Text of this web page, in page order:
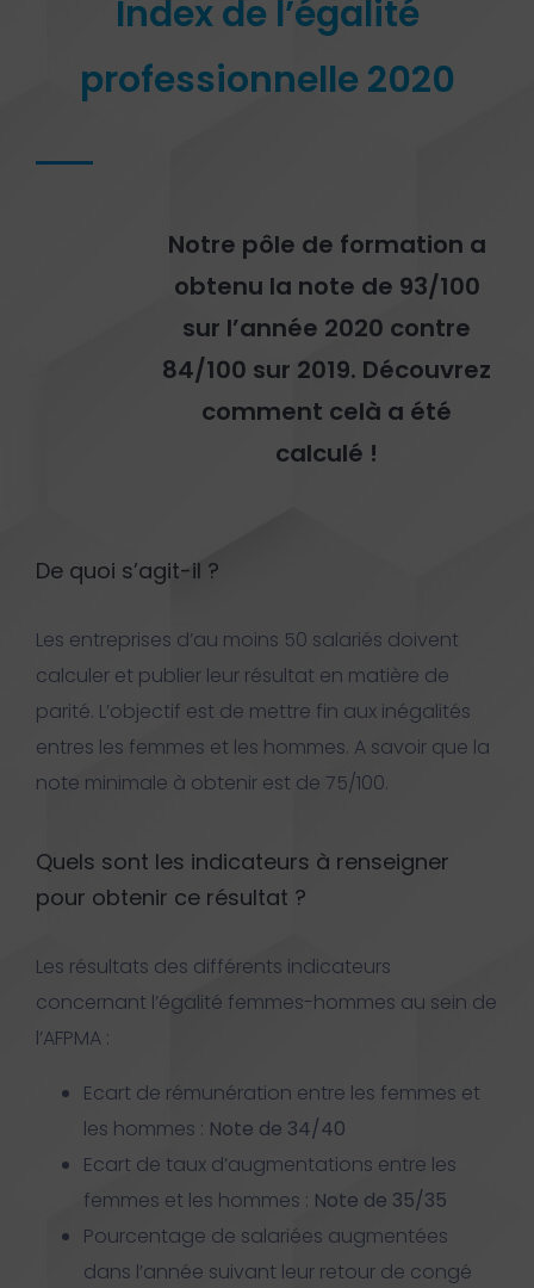
Index de l’égalité
professionnelle 2020
Notre pôle de formation a
obtenu la note de 93/100
sur l’année 2020 contre
84/100 sur 2019. Découvrez
comment celà a été
calculé !
De quoi s’agit-il ?
Les entreprises d’au moins 50 salariés doivent
calculer et publier leur résultat en matière de
parité. L’objectif est de mettre fin aux inégalités
entres les femmes et les hommes. A savoir que la
note minimale à obtenir est de 75/100.
Quels sont les indicateurs à renseigner
pour obtenir ce résultat ?
Les résultats des différents indicateurs
concernant l’égalité femmes-hommes au sein de
l’AFPMA :
Ecart de rémunération entre les femmes et
les hommes : Note de 34/40
Ecart de taux d’augmentations entre les
femmes et les hommes : Note de 35/35
Pourcentage de salariées augmentées
dans l’année suivant leur retour de congé